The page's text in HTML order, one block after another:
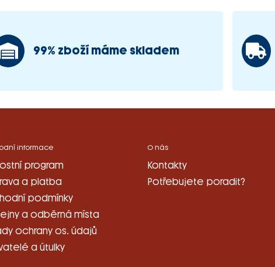
99% zboží máme skladem
informace
program
a platba
podmínky
a odběrná místa
ochrany os. údajů
a útulky
O nás
Kontakty
Potřebujete poradit?